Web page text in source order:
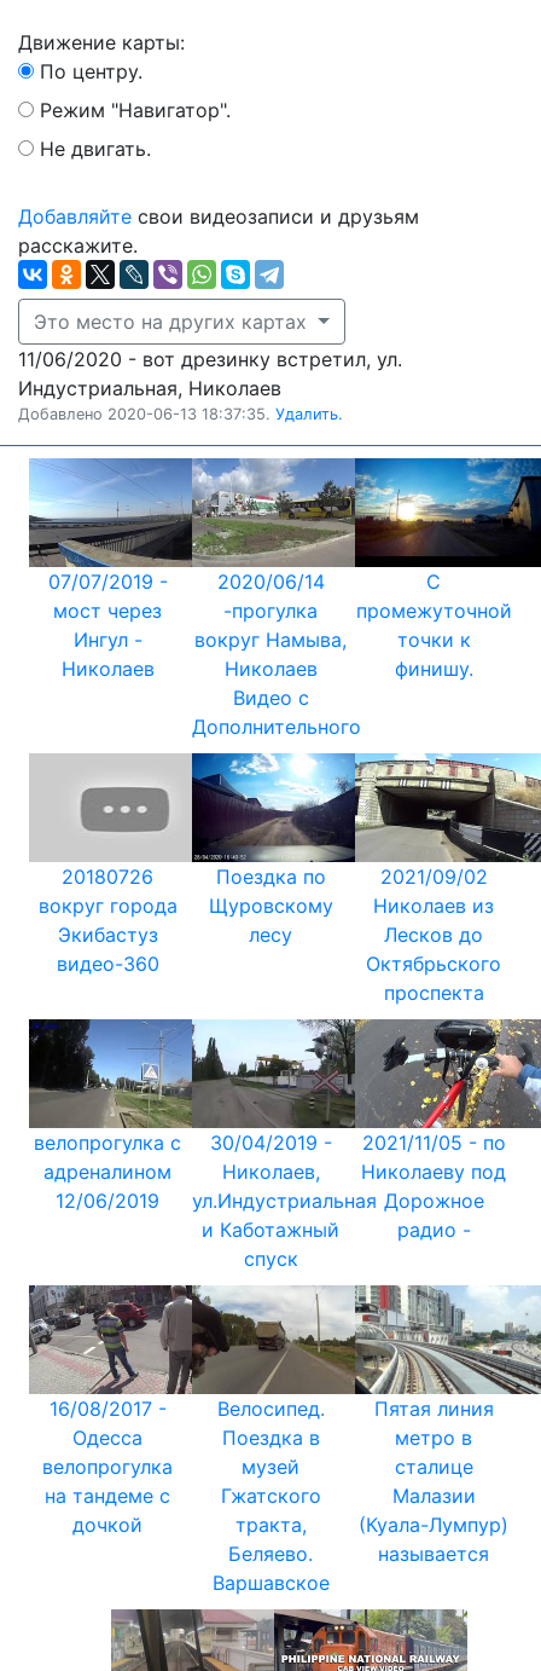
Движение карты:
По центру.
Режим "Навигатор".
Не двигать.
Добавляйте свои видеозаписи и друзьям
расскажите.
Это место на других картах
11/06/2020 - вот дрезинку встретил, ул.
Индустриальная, Николаев
Добавлено 2020-06-13 18:37:35. Удалить.
07/07/2019 -
мост через
Ингул -
Николаев
2020/06/14
-прогулка
вокруг Намыва,
Николаев
Видео с
Дополнительного
С
промежуточной
точки к
финишу.
20180726
вокруг города
Экибастуз
видео-360
Поездка по
Щуровскому
лесу
2021/09/02
Николаев из
Лесков до
Октябрьского
проспекта
велопрогулка с
адреналином
12/06/2019
30/04/2019 -
Николаев,
ул.Индустриальная
и Каботажный
спуск
2021/11/05 - по
Николаеву под
Дорожное
радио -
16/08/2017 -
Одесса
велопрогулка
на тандеме с
дочкой
Велосипед.
Поездка в
музей
Гжатского
тракта,
Беляево.
Варшавское
Пятая линия
метро в
сталице
Малазии
(Куала-Лумпур)
называется